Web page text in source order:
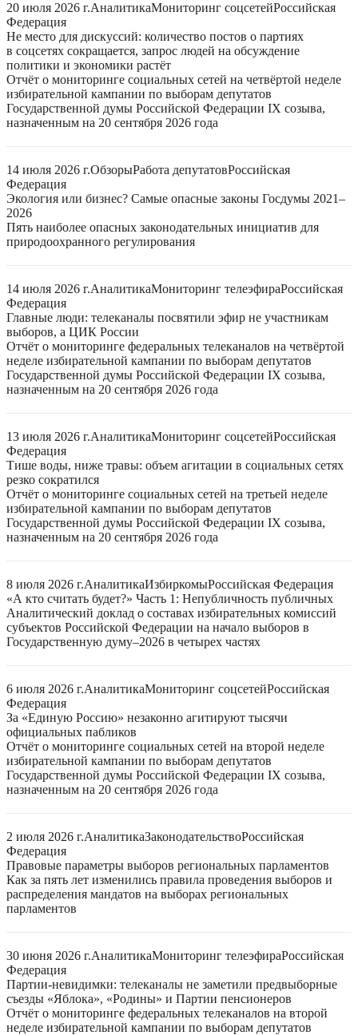
20 июля 2026 г.АналитикаМониторинг соцсетейРоссийская
Федерация
Не место для дискуссий: количество постов о партиях
в соцсетях сокращается, запрос людей на обсуждение
политики и экономики растёт
Отчёт о мониторинге социальных сетей на четвёртой неделе
избирательной кампании по выборам депутатов
Государственной думы Российской Федерации IX созыва,
назначенным на 20 сентября 2026 года
14 июля 2026 г.ОбзорыРабота депутатовРоссийская
Федерация
Экология или бизнес? Самые опасные законы Госдумы 2021–
2026
Пять наиболее опасных законодательных инициатив для
природоохранного регулирования
14 июля 2026 г.АналитикаМониторинг телеэфираРоссийская
Федерация
Главные люди: телеканалы посвятили эфир не участникам
выборов, а ЦИК России
Отчёт о мониторинге федеральных телеканалов на четвёртой
неделе избирательной кампании по выборам депутатов
Государственной думы Российской Федерации IX созыва,
назначенным на 20 сентября 2026 года
13 июля 2026 г.АналитикаМониторинг соцсетейРоссийская
Федерация
Тише воды, ниже травы: объем агитации в социальных сетях
резко сократился
Отчёт о мониторинге социальных сетей на третьей неделе
избирательной кампании по выборам депутатов
Государственной думы Российской Федерации IX созыва,
назначенным на 20 сентября 2026 года
8 июля 2026 г.АналитикаИзбиркомыРоссийская Федерация
«А кто считать будет?» Часть 1: Непубличность публичных
Аналитический доклад о составах избирательных комиссий
субъектов Российской Федерации на начало выборов в
Государственную думу–2026 в четырех частях
6 июля 2026 г.АналитикаМониторинг соцсетейРоссийская
Федерация
За «Единую Россию» незаконно агитируют тысячи
официальных пабликов
Отчёт о мониторинге социальных сетей на второй неделе
избирательной кампании по выборам депутатов
Государственной думы Российской Федерации IX созыва,
назначенным на 20 сентября 2026 года
2 июля 2026 г.АналитикаЗаконодательствоРоссийская
Федерация
Правовые параметры выборов региональных парламентов
Как за пять лет изменились правила проведения выборов и
распределения мандатов на выборах региональных
парламентов
30 июня 2026 г.АналитикаМониторинг телеэфираРоссийская
Федерация
Партии-невидимки: телеканалы не заметили предвыборные
съезды «Яблока», «Родины» и Партии пенсионеров
Отчёт о мониторинге федеральных телеканалов на второй
неделе избирательной кампании по выборам депутатов